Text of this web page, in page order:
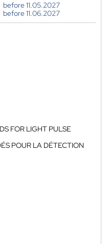
before 11.05.2027
before 11.06.2027
FOR LIGHT PULSE
POUR LA DÉTECTION